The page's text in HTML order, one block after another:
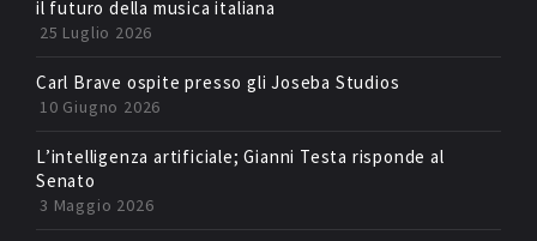
il futuro della musica italiana
25 Luglio 2026
Carl Brave ospite presso gli Joseba Studios
10 Giugno 2026
L’intelligenza artificiale; Gianni Testa risponde al
Senato
3 Maggio 2026